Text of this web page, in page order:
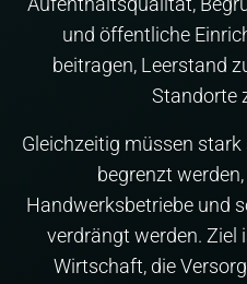
und öffentliche
beitragen, Leerstand
Standorte
Gleichzeitig müssen
begrenzt
Handwerksbetriebe und
verdrängt werden. Ziel
Wirtschaft, die